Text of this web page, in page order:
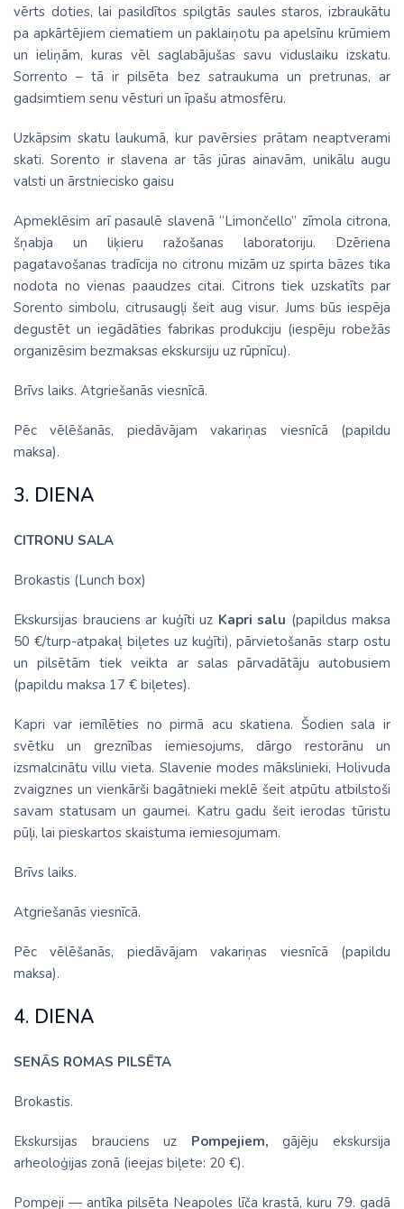
vērts doties, lai pasildītos spilgtās saules staros, izbraukātu
pa apkārtējiem ciematiem un paklaiņotu pa apelsīnu krūmiem
un ieliņām, kuras vēl saglabājušas savu viduslaiku izskatu.
Sorrento – tā ir pilsēta bez satraukuma un pretrunas, ar
gadsimtiem senu vēsturi un īpašu atmosfēru.
Uzkāpsim skatu laukumā, kur pavērsies prātam neaptverami
skati. Sorento ir slavena ar tās jūras ainavām, unikālu augu
valsti un ārstniecisko gaisu
Apmeklēsim arī pasaulē slavenā “Limončello” zīmola citrona,
šņabja un liķieru ražošanas laboratoriju. Dzēriena
pagatavošanas tradīcija no citronu mizām uz spirta bāzes tika
nodota no vienas paaudzes citai. Citrons tiek uzskatīts par
Sorento simbolu, citrusaugļi šeit aug visur. Jums būs iespēja
degustēt un iegādāties fabrikas produkciju (iespēju robežās
organizēsim bezmaksas ekskursiju uz rūpnīcu).
Brīvs laiks. Atgriešanās viesnīcā.
Pēc vēlēšanās, piedāvājam vakariņas viesnīcā (papildu
maksa).
3. DIENA
CITRONU SALA
Brokastis (Lunch box)
Ekskursijas brauciens ar kuģīti uz Kapri salu (papildus maksa
50 €/turp-atpakaļ biļetes uz kuģīti), pārvietošanās starp ostu
un pilsētām tiek veikta ar salas pārvadātāju autobusiem
(papildu maksa 17 € biļetes).
Kapri var iemīlēties no pirmā acu skatiena. Šodien sala ir
svētku un greznības iemiesojums, dārgo restorānu un
izsmalcinātu villu vieta. Slavenie modes mākslinieki, Holivuda
zvaigznes un vienkārši bagātnieki meklē šeit atpūtu atbilstoši
savam statusam un gaumei. Katru gadu šeit ierodas tūristu
pūļi, lai pieskartos skaistuma iemiesojumam.
Brīvs laiks.
Atgriešanās viesnīcā.
Pēc vēlēšanās, piedāvājam vakariņas viesnīcā (papildu
maksa).
4. DIENA
SENĀS ROMAS PILSĒTA
Brokastis.
Ekskursijas brauciens uz Pompejiem, gājēju ekskursija
arheoloģijas zonā (ieejas biļete: 20 €).
Pompeji — antīka pilsēta Neapoles līča krastā, kuru 79. gadā